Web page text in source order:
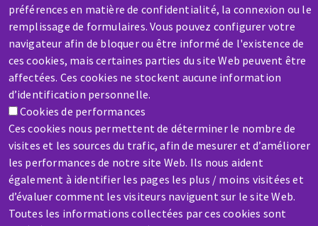
préférences en matière de confidentialité, la connexion ou le
remplissage de formulaires. Vous pouvez configurer votre
navigateur afin de bloquer ou être informé de l'existence de
ces cookies, mais certaines parties du site Web peuvent être
affectées. Ces cookies ne stockent aucune information
d’identification personnelle.
Cookies de performances
Ces cookies nous permettent de déterminer le nombre de
visites et les sources du trafic, afin de mesurer et d’améliorer
les performances de notre site Web. Ils nous aident
également à identifier les pages les plus / moins visitées et
d’évaluer comment les visiteurs naviguent sur le site Web.
Toutes les informations collectées par ces cookies sont
SAV / RÉPARATION
Une machine cassée ? En panne ?
Contactez-nous
Aller
au